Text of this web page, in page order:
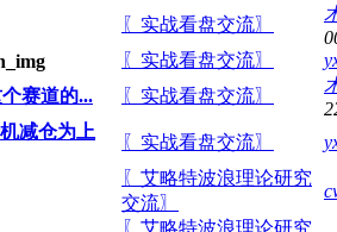
〖实战看盘交流〗
〖实战看盘交流〗
赛道的...
〖实战看盘交流〗
减仓为上
〖实战看盘交流〗
〖艾略特波浪理论研究
交流〗
〖艾略特波浪理论研究